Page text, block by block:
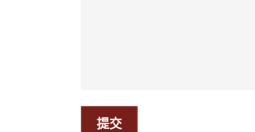
提交